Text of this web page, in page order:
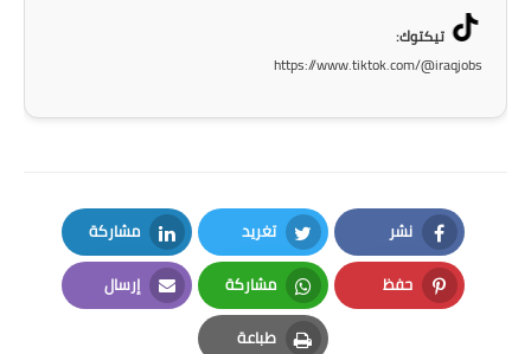
تيكتوك:
https://www.tiktok.com/@iraqjobs
نشر
Facebook
تغريد
Twitter
مشاركة
LinkedIn
حفظ
Pinterest
مشاركة
Whatsapp
إرسال
Email
طباعة